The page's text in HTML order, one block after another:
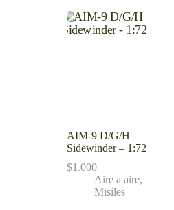
AIM-9 D/G/H
Sidewinder – 1:72
$1.000
Aire a aire,
Misiles